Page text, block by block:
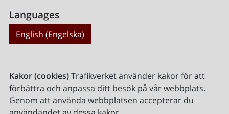
Languages
English (Engelska)
Kakor (cookies)Trafikverket använder kakor för att
förbättra och anpassa ditt besök på vår webbplats.
Genom att använda webbplatsen accepterar du